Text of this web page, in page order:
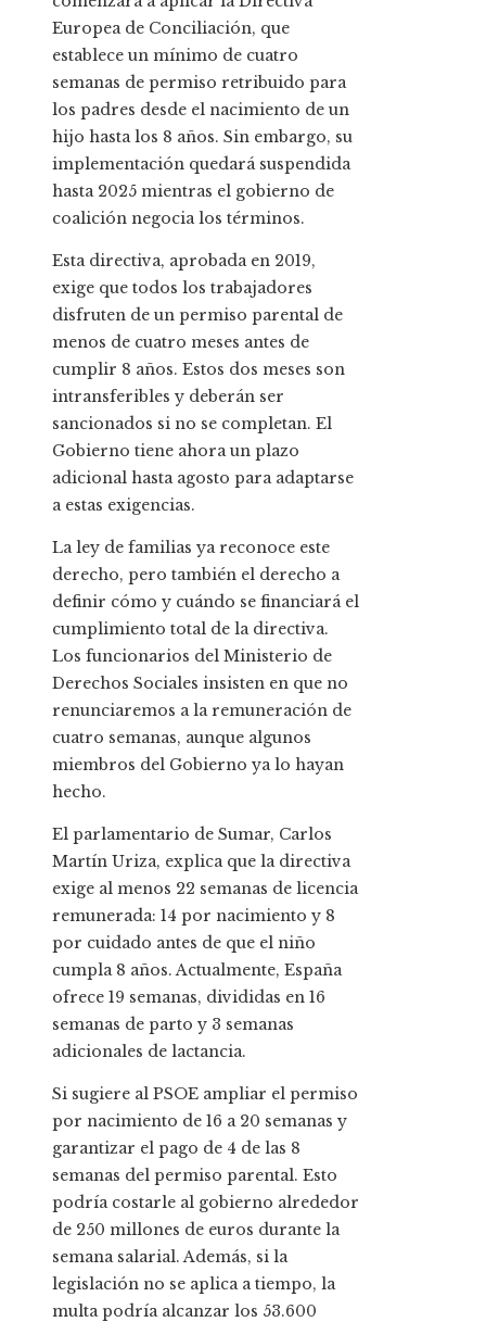
Europea de Conciliación, que
establece un mínimo de cuatro
semanas de permiso retribuido para
los padres desde el nacimiento de un
hijo hasta los 8 años. Sin embargo, su
implementación quedará suspendida
hasta 2025 mientras el gobierno de
coalición negocia los términos.
Esta directiva, aprobada en 2019,
exige que todos los trabajadores
disfruten de un permiso parental de
menos de cuatro meses antes de
cumplir 8 años. Estos dos meses son
intransferibles y deberán ser
sancionados si no se completan. El
Gobierno tiene ahora un plazo
adicional hasta agosto para adaptarse
a estas exigencias.
La ley de familias ya reconoce este
derecho, pero también el derecho a
definir cómo y cuándo se financiará el
cumplimiento total de la directiva.
Los funcionarios del Ministerio de
Derechos Sociales insisten en que no
renunciaremos a la remuneración de
cuatro semanas, aunque algunos
miembros del Gobierno ya lo hayan
hecho.
El parlamentario de Sumar, Carlos
Martín Uriza, explica que la directiva
exige al menos 22 semanas de licencia
remunerada: 14 por nacimiento y 8
por cuidado antes de que el niño
cumpla 8 años. Actualmente, España
ofrece 19 semanas, divididas en 16
semanas de parto y 3 semanas
adicionales de lactancia.
Si sugiere al PSOE ampliar el permiso
por nacimiento de 16 a 20 semanas y
garantizar el pago de 4 de las 8
semanas del permiso parental. Esto
podría costarle al gobierno alrededor
de 250 millones de euros durante la
semana salarial. Además, si la
legislación no se aplica a tiempo, la
multa podría alcanzar los 53.600